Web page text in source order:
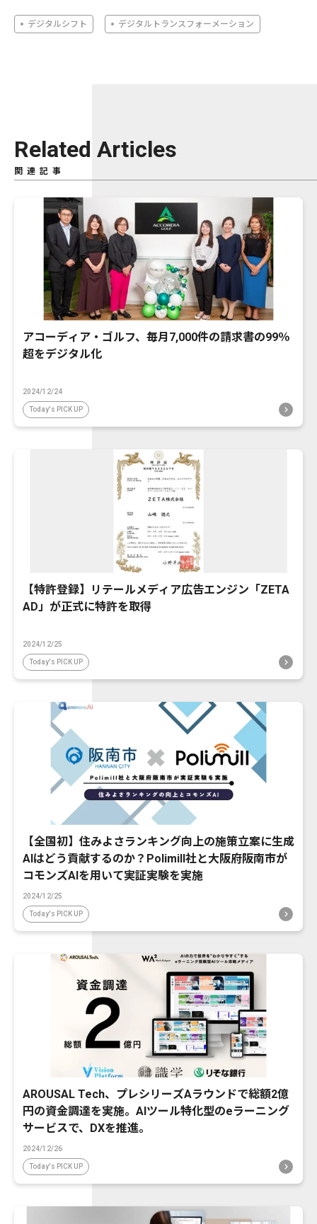
デジタルシフト デジタルトランスフォーメーション
Related Articles
関連記事
アコーディア・ゴルフ、毎月7,000件の請求書の99％
超をデジタル化
2024/12/24
Today's PICK UP
【特許登録】リテールメディア広告エンジン「ZETA
AD」が正式に特許を取得
2024/12/25
Today's PICK UP
【全国初】住みよさランキング向上の施策立案に生成
AIはどう貢献するのか？Polimill社と大阪府阪南市が
コモンズAIを用いて実証実験を実施
2024/12/25
Today's PICK UP
AROUSAL Tech、プレシリーズAラウンドで総額2億
円の資金調達を実施。AIツール特化型のeラーニング
サービスで、DXを推進。
2024/12/26
Today's PICK UP